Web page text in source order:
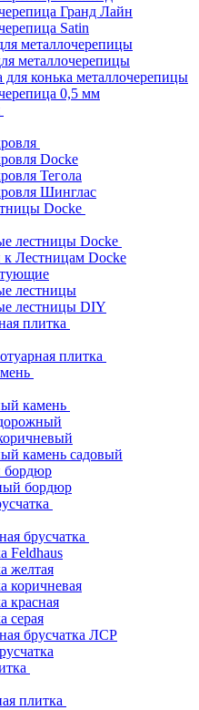
Гранд Лайн
Satin
металлочерепицы
металлочерепицы
для конька металлочерепицы
0,5 мм
Docke
Тегола
Шинглас
Docke
лестницы Docke
к Лестницам Docke
лестницы
лестницы DIY
плитка
плитка
камень
камень садовый
бордюр
бордюр
брусчатка
Feldhaus
желтая
коричневая
красная
серая
брусчатка ЛСР
плитка